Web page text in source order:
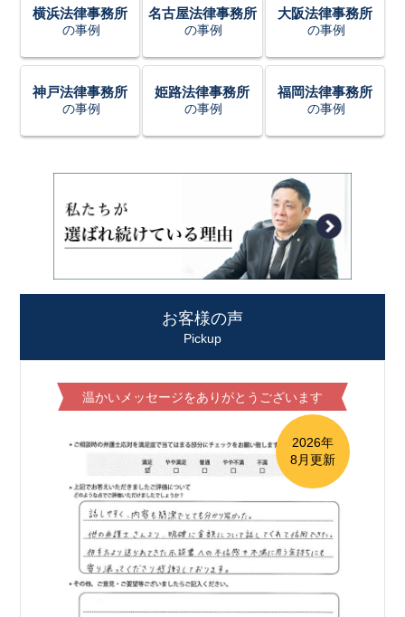
横浜法律事務所
の事例
名古屋法律事務所
の事例
大阪法律事務所
の事例
神戸法律事務所
の事例
姫路法律事務所
の事例
福岡法律事務所
の事例
お客様の声
Pickup
温かいメッセージをありがとうございます
2026年
8月更新